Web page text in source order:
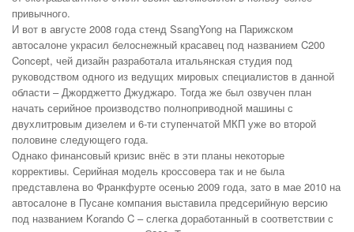
привычного.
И вот в августе 2008 года стенд SsangYong на Парижском
автосалоне украсил белоснежный красавец под названием C200
Concept, чей дизайн разработала итальянская студия под
руководством одного из ведущих мировых специалистов в данной
области – Джорджетто Джуджаро. Тогда же был озвучен план
начать серийное производство полноприводной машины с
двухлитровым дизелем и 6-ти ступенчатой МКП уже во второй
половине следующего года.
Однако финансовый кризис внёс в эти планы некоторые
коррективы. Серийная модель кроссовера так и не была
представлена во Франкфурте осенью 2009 года, зато в мае 2010 на
автосалоне в Пусане компания выставила предсерийную версию
под названием Korando C – слегка доработанный в соответствии с